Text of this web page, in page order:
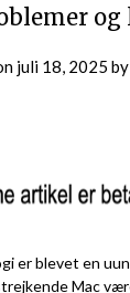
og
juli 18, 2025 by
er blevet en
Mac